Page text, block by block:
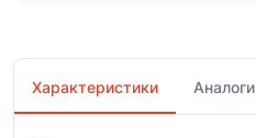
Характеристики Аналоги